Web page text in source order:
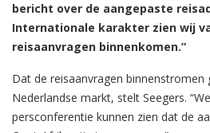
bericht over de aangepaste
Internationale karakter zien wij
reisaanvragen binnenkomen.”
Dat de reisaanvragen
Nederlandse markt, stelt Seegers.
persconferentie kunnen zien dat de